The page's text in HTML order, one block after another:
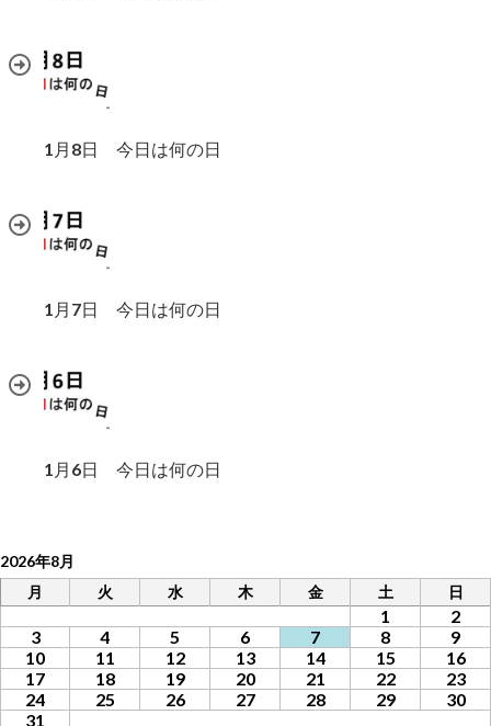
1月8日 今日は何の日
1月7日 今日は何の日
1月6日 今日は何の日
2026年8月
月
火 水 木 金 土 日
1
2
3
4 5 6 7 8
9
10
11 12 13 14 15
16
17
18 19 20 21 22
23
24
25 26 27 28 29
30
31